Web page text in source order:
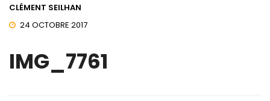
CLÉMENT SEILHAN
24 OCTOBRE 2017
IMG_7761